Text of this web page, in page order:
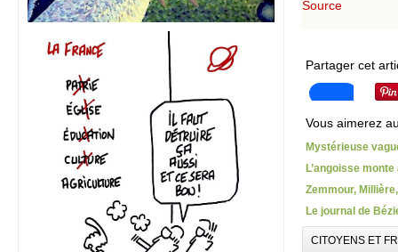
Source
Partager cet
Vous aimerez
Mystérieuse
L’angoisse
Zemmour,
Le journal de
CITOYENS ET